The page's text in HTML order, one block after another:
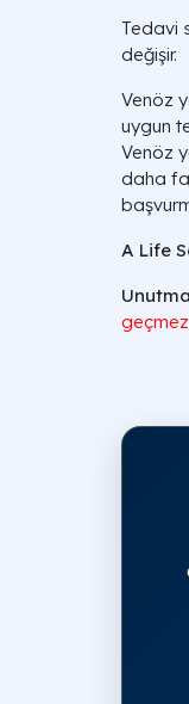
Tedavi
değişir.
Venöz
uygun
Venöz
daha
A Life